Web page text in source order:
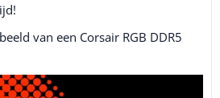
van een Corsair RGB DDR5